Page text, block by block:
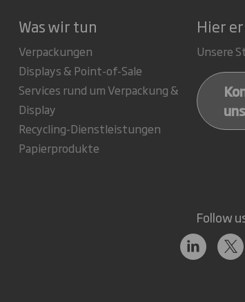
Was wir tun
Verpackungen
Displays & Point-of-Sale
Services rund um Verpackung &
Display
Recycling-Dienstleistungen
Papierprodukte
Hier
Unsere
uns
Follow